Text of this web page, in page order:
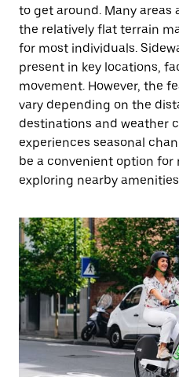
to get around. Many areas
the relatively flat terrain
for most individuals.
present in key locations,
movement. However, the
vary depending on the
destinations and weather
experiences seasonal
be a convenient option
exploring nearby